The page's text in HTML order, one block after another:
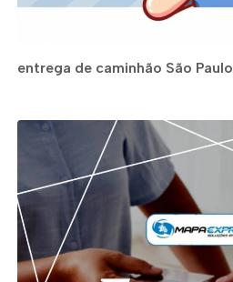
entrega de caminhão São Paulo